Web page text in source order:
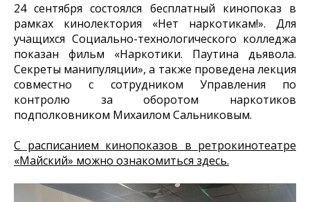
24 сентября состоялся бесплатный кинопоказ в
рамках кинолектория «Нет наркотикам!». Для
учащихся Социально-технологического колледжа
показан фильм «Наркотики. Паутина дьявола.
Секреты манипуляции», а также проведена лекция
совместно с сотрудником Управления по
контролю за оборотом наркотиков
подполковником Михаилом Сальниковым.
С расписанием кинопоказов в ретрокинотеатре
«Майский» можно ознакомиться здесь.